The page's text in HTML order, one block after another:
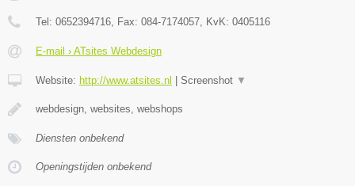
Tel: 0652394716, Fax: 084-7174057, KvK: 0405116
E-mail › ATsites Webdesign
Website: http://www.atsites.nl Screenshot ▼
webdesign, websites, webshops
Diensten onbekend
Openingstijden onbekend